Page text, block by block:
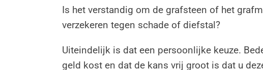
Is het verstandig om de grafsteen of het
verzekeren tegen schade of diefstal?
Uiteindelijk is dat een persoonlijke keuze.
geld kost en dat de kans vrij groot is dat u